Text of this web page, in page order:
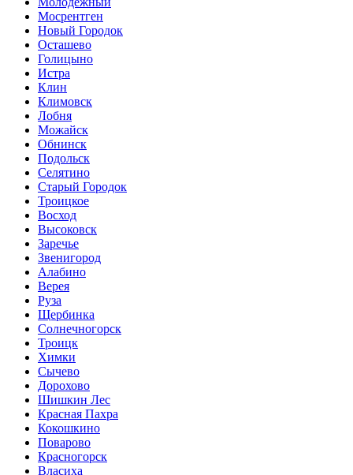
Мосрентген
Новый Городок
Осташево
Голицыно
Истра
Клин
Климовск
Лобня
Можайск
Обнинск
Подольск
Селятино
Старый Городок
Троицкое
Восход
Высоковск
Заречье
Звенигород
Алабино
Верея
Руза
Щербинка
Солнечногорск
Троицк
Химки
Сычево
Дорохово
Шишкин Лес
Красная Пахра
Кокошкино
Поварово
Красногорск
Власиха